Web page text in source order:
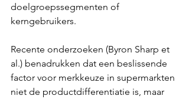
doelgroepssegmenten of
kerngebruikers.
Recente onderzoeken (Byron Sharp et
al.) benadrukken dat een beslissende
factor voor merkkeuze in supermarkten
niet de productdifferentiatie is, maar